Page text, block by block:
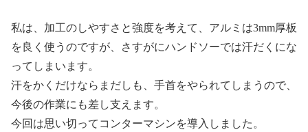
私は、加工のしやすさと強度を考えて、アルミは3mm厚板
を良く使うのですが、さすがにハンドソーでは汗だくにな
ってしまいます。
汗をかくだけならまだしも、手首をやられてしまうので、
今後の作業にも差し支えます。
今回は思い切ってコンターマシンを導入しました。